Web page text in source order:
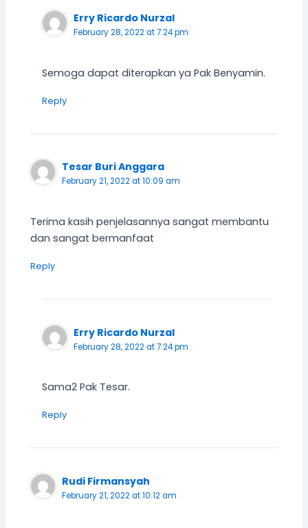
Erry Ricardo Nurzal
February 28, 2022 at 7:24 pm
Semoga dapat diterapkan ya Pak Benyamin.
Reply
Tesar Buri Anggara
February 21, 2022 at 10:09 am
Terima kasih penjelasannya sangat membantu
dan sangat bermanfaat
Reply
Erry Ricardo Nurzal
February 28, 2022 at 7:24 pm
Sama2 Pak Tesar.
Reply
Rudi Firmansyah
February 21, 2022 at 10:12 am